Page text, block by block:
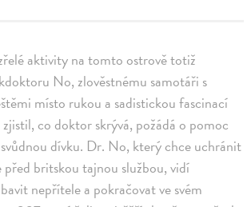
aktivity na tomto ostrově totiž
No, zlověstnému samotáři s
místo rukou a sadistickou fascinací
co doktor skrývá, požádá o pomoc
dívku. Dr. No, který chce uchránit
před britskou tajnou službou, vidí
nepřítele a pokračovat ve svém